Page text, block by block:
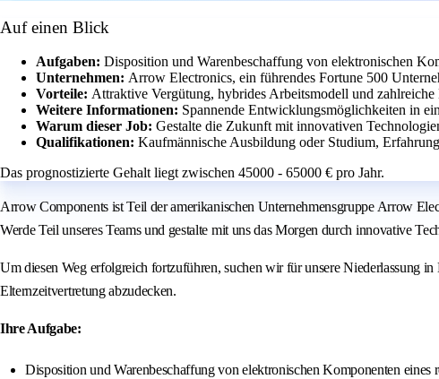
Auf einen Blick
Aufgaben: Disposition und Warenbeschaffung von elektronischen
Unternehmen: Arrow Electronics, ein führendes Fortune 500
Vorteile: Attraktive Vergütung, hybrides Arbeitsmodell und
Weitere Informationen: Spannende Entwicklungsmöglichkeiten in
Warum dieser Job: Gestalte die Zukunft mit innovativen
Qualifikationen: Kaufmännische Ausbildung oder Studium,
Das prognostizierte Gehalt liegt zwischen 45000 - 65000 € pro Jahr.
Arrow Components ist Teil der amerikanischen Unternehmensgruppe Arrow
Werde Teil unseres Teams und gestalte mit uns das Morgen durch innovative
Um diesen Weg erfolgreich fortzuführen, suchen wir für unsere Niederlassung
Elternzeitvertretung abzudecken.
Ihre Aufgabe:
Disposition und Warenbeschaffung von elektronischen Komponenten eines